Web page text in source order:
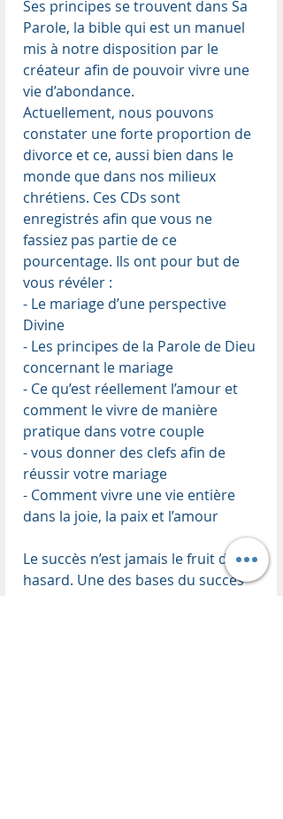
Ses principes se trouvent dans Sa
Parole, la bible qui est un manuel
mis à notre disposition par le
créateur afin de pouvoir vivre une
vie d’abondance.
Actuellement, nous pouvons
constater une forte proportion de
divorce et ce, aussi bien dans le
monde que dans nos milieux
chrétiens. Ces CDs sont
enregistrés afin que vous ne
fassiez pas partie de ce
pourcentage. Ils ont pour but de
vous révéler :
- Le mariage d’une perspective
Divine
- Les principes de la Parole de Dieu
concernant le mariage
- Ce qu’est réellement l’amour et
comment le vivre de manière
pratique dans votre couple
- vous donner des clefs afin de
réussir votre mariage
- Comment vivre une vie entière
dans la joie, la paix et l’amour
Le succès n’est jamais le fruit du
hasard. Une des bases du succès